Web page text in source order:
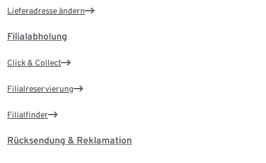
Lieferadresse ändern
Filialabholung
Click & Collect
Filialreservierung
Filialfinder
Rücksendung & Reklamation